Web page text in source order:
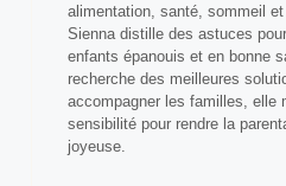
alimentation, santé, sommeil et
Sienna distille des astuces
enfants épanouis et en bonne
recherche des meilleures
accompagner les familles, elle
sensibilité pour rendre la
joyeuse.